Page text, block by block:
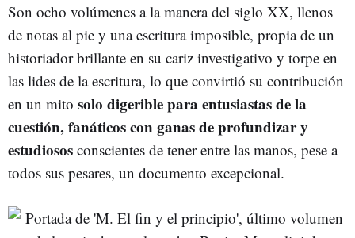
Son ocho volúmenes a la manera del siglo XX, llenos
de notas al pie y una escritura imposible, propia de un
historiador brillante en su cariz investigativo y torpe en
las lides de la escritura, lo que convirtió su contribución
en un mito solo digerible para entusiastas de la
cuestión, fanáticos con ganas de profundizar y
estudiosos conscientes de tener entre las manos, pese a
todos sus pesares, un documento excepcional.